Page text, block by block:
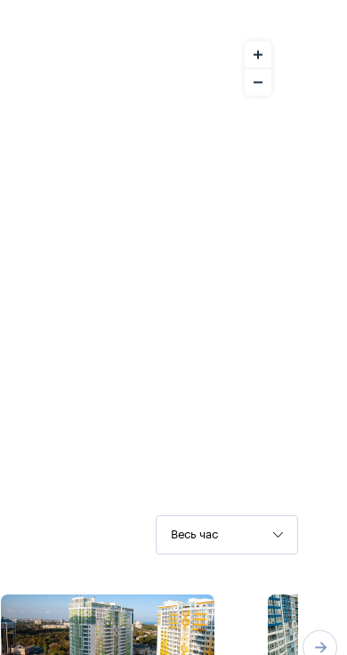
Весь час